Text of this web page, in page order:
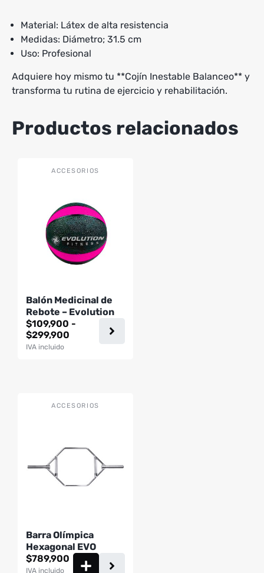
Material: Látex de alta resistencia
Medidas: Diámetro; 31.5 cm
Uso: Profesional
Adquiere hoy mismo tu **Cojín Inestable Balanceo** y
transforma tu rutina de ejercicio y rehabilitación.
Productos relacionados
ACCESORIOS
múltiples
variantes.
opciones
elegir
en
la
página
Balón Medicinal de
Rebote – Evolution
$109,900 -
$299,900
$299,900
IVA incluido
ACCESORIOS
Barra Olímpica
Hexagonal EVO
$789,900
IVA incluido